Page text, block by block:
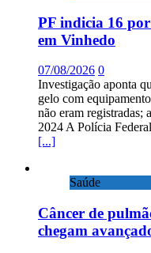
PF indicia 16
em Vinhedo
07/08/2026 0
Investigação aponta
gelo com
não eram registradas;
2024 A Polícia
[...]
Saúde
Câncer de
chegam